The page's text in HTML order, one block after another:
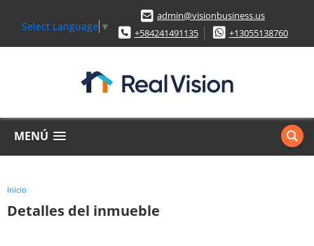
Select Language ▼
admin@visionbusiness.us
+584241491135
+13055138760
MENÚ
Inicio
Detalles del inmueble